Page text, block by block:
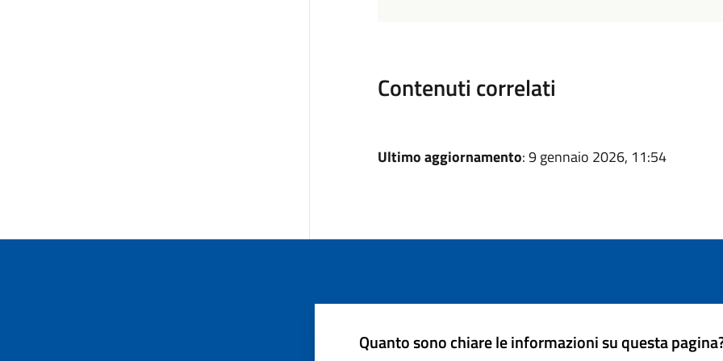
Contenuti correlati
Ultimo aggiornamento: 9 gennaio 2026, 11:54
Quanto sono chiare le informazioni su questa